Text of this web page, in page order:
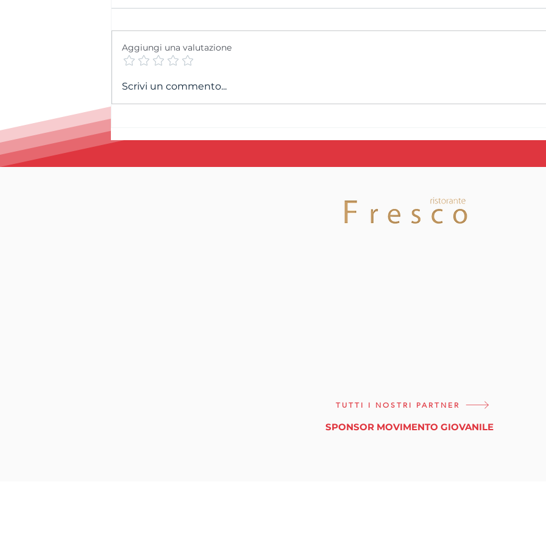
Cordoglio per la
2026/2027
Aggiungi una valutazione
Scrivi un commento...
TUTTI I NOSTRI PARTNER
SPONSOR MOVIMENTO GIOVANILE